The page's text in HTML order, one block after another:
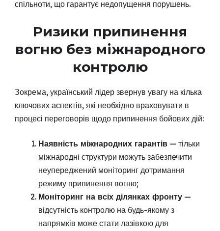
спільноти, що гарантує недопущення порушень.
Ризики припинення
вогню без міжнародного
контролю
Зокрема, український лідер звернув увагу на кілька
ключових аспектів, які необхідно враховувати в
процесі переговорів щодо припинення бойових дій:
Наявність міжнародних гарантів — тільки
міжнародні структури можуть забезпечити
неупереджений моніторинг дотримання
режиму припинення вогню;
Моніторинг на всіх ділянках фронту —
відсутність контролю на будь-якому з
напрямків може стати лазівкою для